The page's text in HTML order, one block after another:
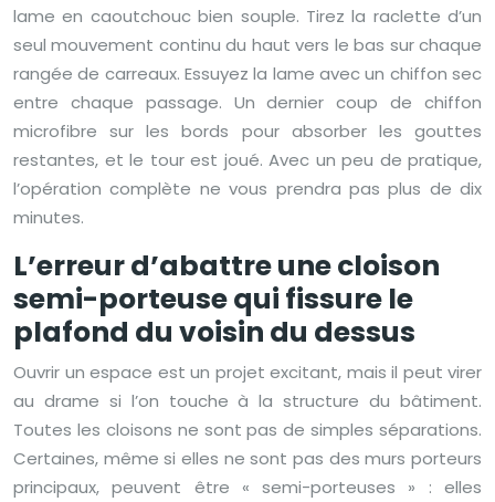
lame en caoutchouc bien souple. Tirez la raclette d’un
seul mouvement continu du haut vers le bas sur chaque
rangée de carreaux. Essuyez la lame avec un chiffon sec
entre chaque passage. Un dernier coup de chiffon
microfibre sur les bords pour absorber les gouttes
restantes, et le tour est joué. Avec un peu de pratique,
l’opération complète ne vous prendra pas plus de dix
minutes.
L’erreur d’abattre une cloison
semi-porteuse qui fissure le
plafond du voisin du dessus
Ouvrir un espace est un projet excitant, mais il peut virer
au drame si l’on touche à la structure du bâtiment.
Toutes les cloisons ne sont pas de simples séparations.
Certaines, même si elles ne sont pas des murs porteurs
principaux, peuvent être « semi-porteuses » : elles